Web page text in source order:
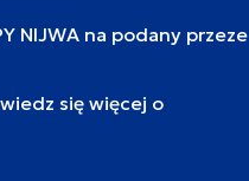
NIJWA na podany przeze
się więcej o